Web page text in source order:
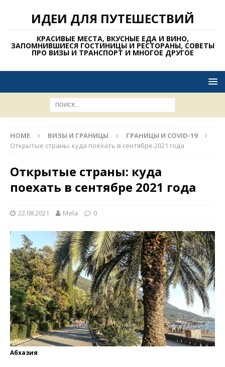
ИДЕИ ДЛЯ ПУТЕШЕСТВИЙ
КРАСИВЫЕ МЕСТА, ВКУСНЫЕ ЕДА И ВИНО,
ЗАПОМНИВШИЕСЯ ГОСТИНИЦЫ И РЕСТОРАНЫ, СОВЕТЫ
ПРО ВИЗЫ И ТРАНСПОРТ И МНОГОЕ ДРУГОЕ
HOME ВИЗЫ И ГРАНИЦЫ
ГРАНИЦЫ И COVID-19
Открытые страны: куда поехать в сентябре 2021 года
Открытые страны: куда
поехать в сентябре 2021 года
22.08.2021 Mela 0
Абхазия